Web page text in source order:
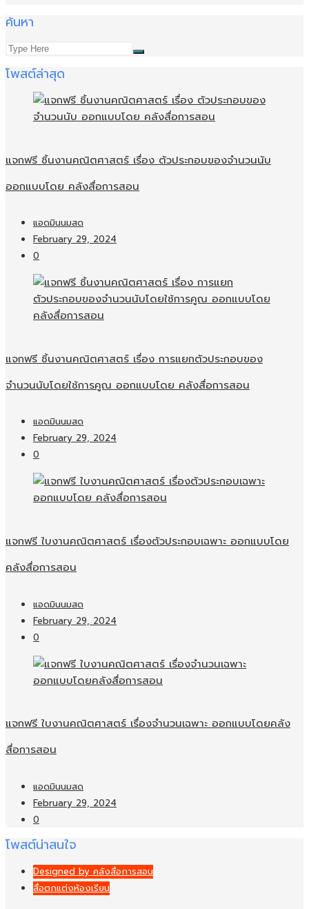
ค้นหา
โพสต์ล่าสุด
แจกฟรี ชิ้นงานคณิตศาสตร์ เรื่อง ตัวประกอบของจำนวนนับ
ออกแบบโดย คลังสื่อการสอน
แอดมินนมสด
February 29, 2024
0
แจกฟรี ชิ้นงานคณิตศาสตร์ เรื่อง การแยกตัวประกอบของ
จำนวนนับโดยใช้การคูณ ออกแบบโดย คลังสื่อการสอน
แอดมินนมสด
February 29, 2024
0
แจกฟรี ใบงานคณิตศาสตร์ เรื่องตัวประกอบเฉพาะ ออกแบบโดย
คลังสื่อการสอน
แอดมินนมสด
February 29, 2024
0
แจกฟรี ใบงานคณิตศาสตร์ เรื่องจำนวนเฉพาะ ออกแบบโดยคลัง
สื่อการสอน
แอดมินนมสด
February 29, 2024
0
โพสต์น่าสนใจ
Designed by คลังสื่อการสอน
สื่อตกแต่งห้องเรียน